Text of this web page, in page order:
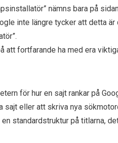
nämns bara på
inte längre tycker att detta
att fortfarande ha med era
för hur en sajt rankar på
sajt eller att skriva nya
standardstruktur på titlarna,